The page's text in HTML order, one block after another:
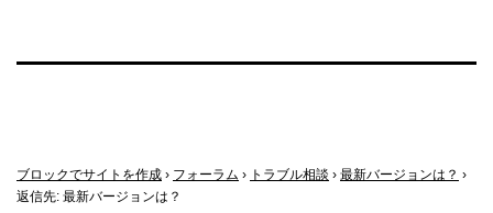
ブロックでサイトを作成 › フォーラム › トラブル相談 › 最新バージョンは？ ›
返信先: 最新バージョンは？